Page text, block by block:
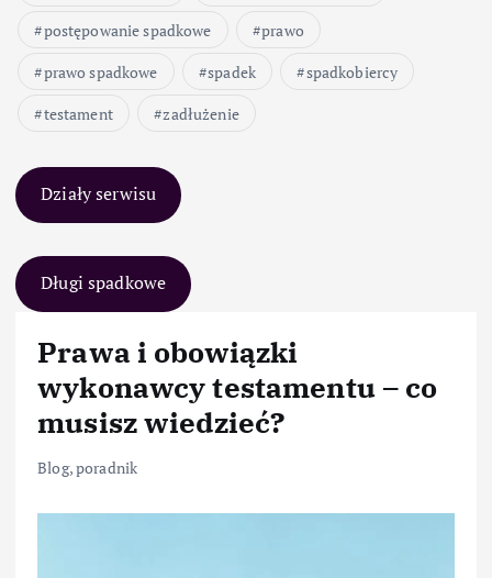
postępowanie spadkowe
prawo
prawo spadkowe
spadek
spadkobiercy
testament
zadłużenie
Działy serwisu
Długi spadkowe
Prawa i obowiązki
wykonawcy testamentu – co
musisz wiedzieć?
Blog,poradnik